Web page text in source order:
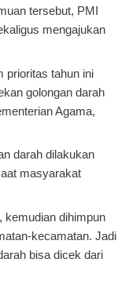
tersebut, PMI
mengajukan
prioritas tahun ini
golongan darah
Agama,
darah dilakukan
masyarakat
kemudian dihimpun
kecamatan. Jadi
bisa dicek dari